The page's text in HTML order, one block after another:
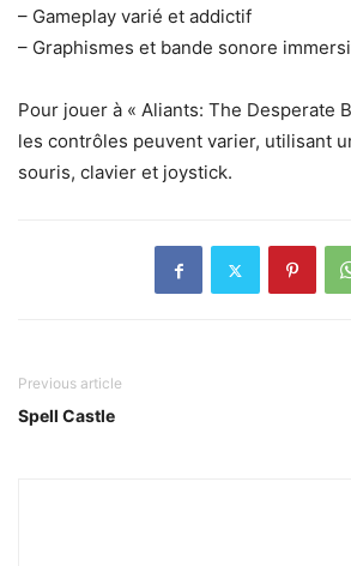
– Gameplay varié et addictif
– Graphismes et bande sonore
Pour jouer à « Aliants: The Desperate
les contrôles peuvent varier, utilisant
souris, clavier et joystick.
Previous article
Spell Castle